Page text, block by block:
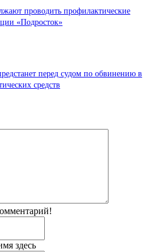
проводить профилактические
«Подросток»
перед судом по обвинению в
средств
здесь